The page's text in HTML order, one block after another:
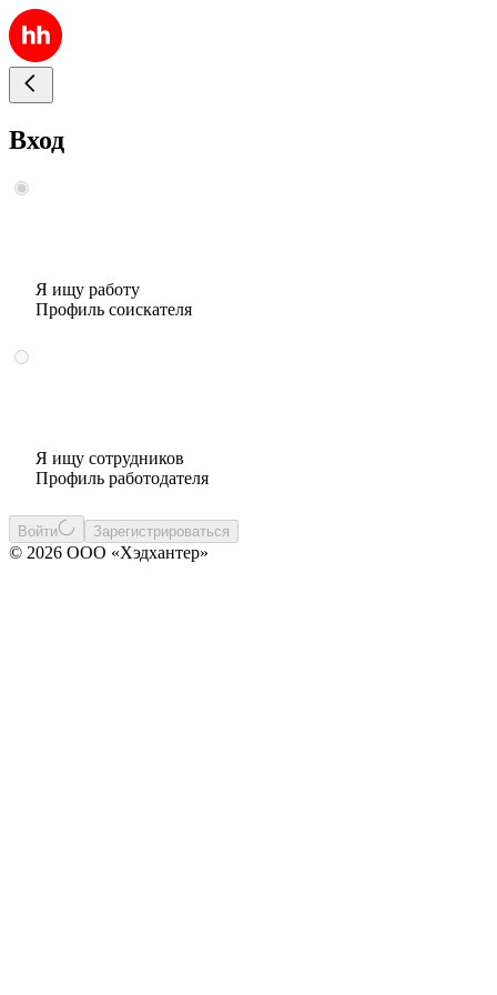
Вход
Я ищу работу
Профиль соискателя
Я ищу сотрудников
Профиль работодателя
Войти Зарегистрироваться
© 2026 ООО «Хэдхантер»